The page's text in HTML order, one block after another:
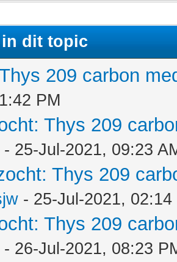
dit topic
209 carbon
PM
Thys 209
- 25-Jul-2021, 09:23
Thys 209
- 25-Jul-2021, 02:14
Thys 209
- 26-Jul-2021, 08:23